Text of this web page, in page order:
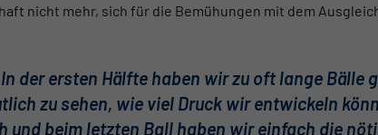
nicht mehr, sich für die Bemühungen mit dem
der ersten Hälfte haben wir zu oft lange Bälle
zu sehen, wie viel Druck wir entwickeln
und beim letzten Ball haben wir einfach die